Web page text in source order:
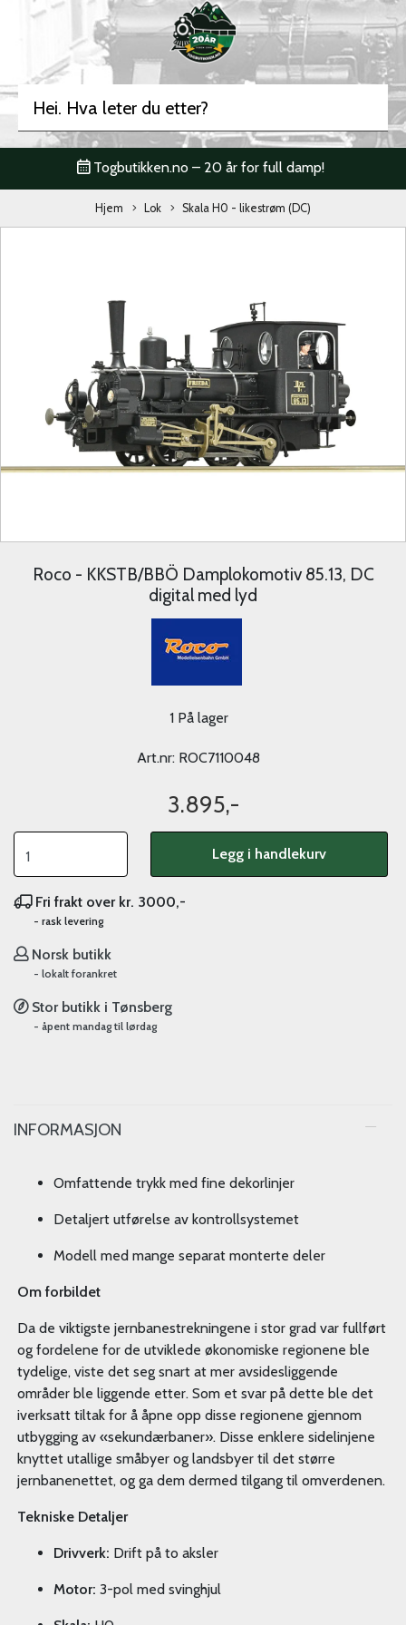
Togbutikken.no – 20 år for full damp!
Hjem Lok Skala H0 - likestrøm (DC)
Roco - KKSTB/BBÖ Damplokomotiv 85.13, DC
digital med lyd
1 På lager
Art.nr: ROC7110048
3.895,-
Legg i handlekurv
Fri frakt over kr. 3000,-
- rask levering
Norsk butikk
- lokalt forankret
Stor butikk i Tønsberg
- åpent mandag til lørdag
INFORMASJON
Omfattende trykk med fine dekorlinjer
Detaljert utførelse av kontrollsystemet
Modell med mange separat monterte deler
Om forbildet
Da de viktigste jernbanestrekningene i stor grad var fullført
og fordelene for de utviklede økonomiske regionene ble
tydelige, viste det seg snart at mer avsidesliggende
områder ble liggende etter. Som et svar på dette ble det
iverksatt tiltak for å åpne opp disse regionene gjennom
utbygging av «sekundærbaner». Disse enklere sidelinjene
knyttet utallige småbyer og landsbyer til det større
jernbanenettet, og ga dem dermed tilgang til omverdenen.
Tekniske Detaljer
Drivverk: Drift på to aksler
Motor: 3-pol med svinghjul